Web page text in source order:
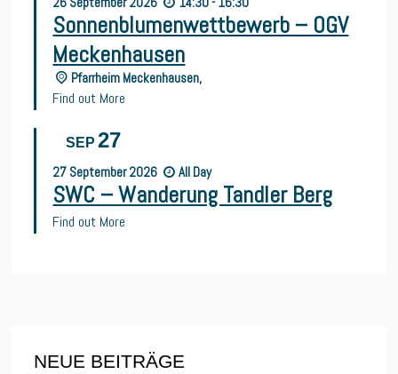
Sonnenblumenwettbewerb – OGV
Meckenhausen
Pfarrheim Meckenhausen,
Find out More
SEP 27
27 September2026 All Day
SWC – Wanderung Tandler Berg
Find out More
NEUE BEITRÄGE